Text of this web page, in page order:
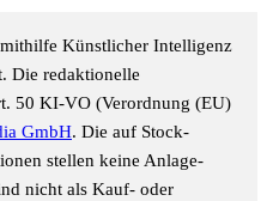
Künstlicher Intelligenz
Die redaktionelle
50 KI-VO (Verordnung (EU)
GmbH. Die auf Stock-
stellen keine Anlage-
nicht als Kauf- oder